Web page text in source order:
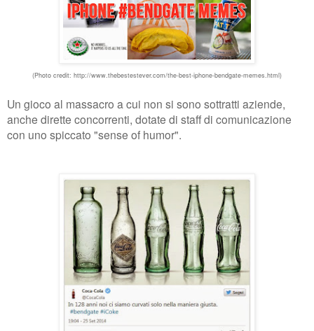
(Photo credit: http://www.thebestestever.com/the-best-iphone-bendgate-memes.html)
Un gioco al massacro a cui non si sono sottratti aziende,
anche dirette concorrenti, dotate di staff di comunicazione
con uno spiccato "sense of humor".